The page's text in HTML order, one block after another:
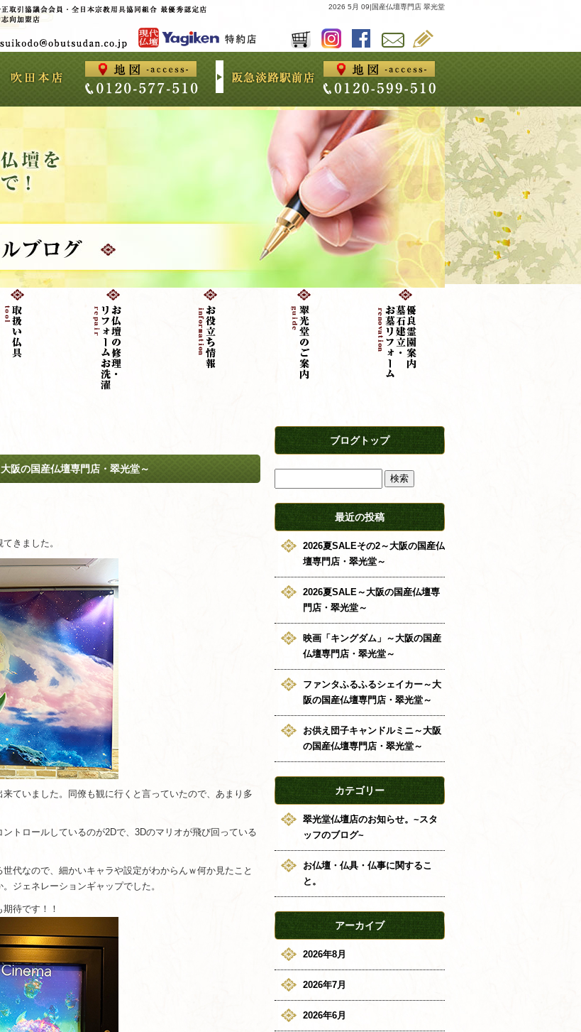
2026 5月 09|国産仏壇専門店 翠光堂
阪の国産仏壇専門店・翠光堂～
きました。
ていました。同僚も観に行くと言っていたので、あまり多
トロールしているのが2Dで、3Dのマリオが飛び回っている
代なので、細かいキャラや設定がわからんｗ何か見たこと
ジェネレーションギャップでした。
待です！！
ブログトップ
最近の投稿
2026夏SALEその2～大阪の国産仏
壇専門店・翠光堂～
2026夏SALE～大阪の国産仏壇専
門店・翠光堂～
映画「キングダム」～大阪の国産
仏壇専門店・翠光堂～
ファンタふるふるシェイカー～大
阪の国産仏壇専門店・翠光堂～
お供え団子キャンドルミニ～大阪
の国産仏壇専門店・翠光堂～
カテゴリー
翠光堂仏壇店のお知らせ。~スタ
ッフのブログ~
お仏壇・仏具・仏事に関するこ
と。
アーカイブ
2026年8月
2026年7月
2026年6月